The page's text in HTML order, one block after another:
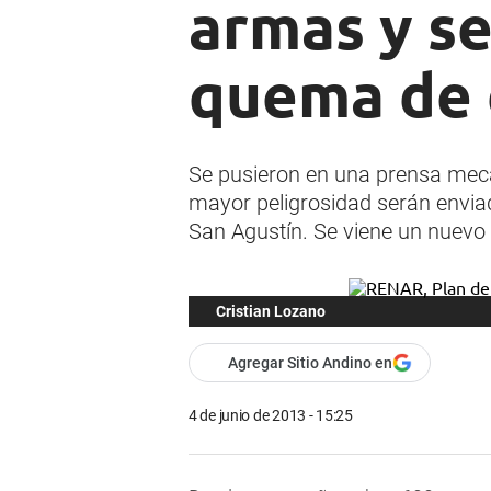
armas y
quema
Se pusieron en una prensa
mayor peligrosidad serán
San Agustín. Se viene un
Cristian Lozano
Agregar Sitio Andino en
4 de junio de 2013 - 15:25